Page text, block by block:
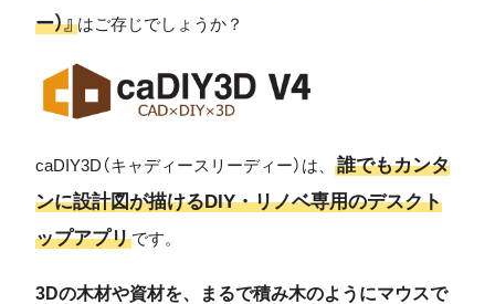
ー）』はご存じでしょうか？
caDIY3D（キャディースリーディー）は、
誰でもカンタ
ンに設計図が描けるDIY・リノベ専用のデスクト
ップアプリです。
3Dの木材や資材を、まるで積み木のようにマウスで